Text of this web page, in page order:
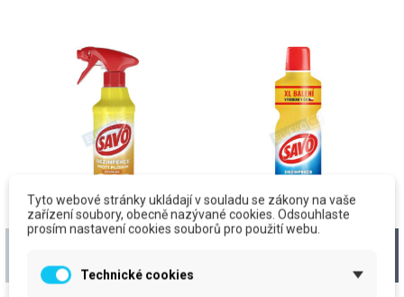
rozpr., 500ml
Tyto webové stránky ukládají v souladu se zákony na vaše
zařízení soubory, obecně nazývané cookies. Odsouhlaste
prosím nastavení cookies souborů pro použití webu.
Technické cookies